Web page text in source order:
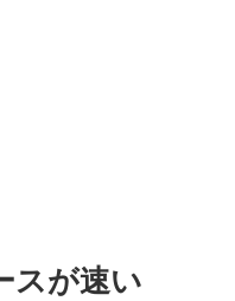
スが速い